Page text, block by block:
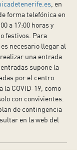
, en
forma telefónica en
a 17:00 horas y
festivos. Para
necesario llegar al
una entrada
supone la
por el centro
COVID-19, como
con convivientes.
de contingencia
en la web del